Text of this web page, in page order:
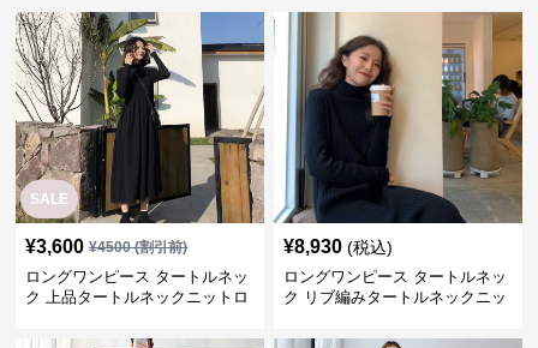
SALE
¥3,600 ¥4500(割引前)
ロングワンピース タートルネッ
ク 上品タートルネックニットロ
¥8,930 (税込)
ロングワンピース タートルネッ
ク リブ編みタートルネックニッ